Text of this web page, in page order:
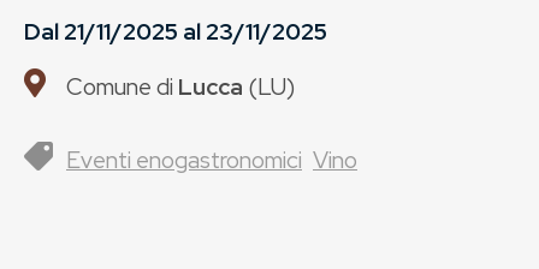
Dal21/11/2025 al23/11/2025
Comune di Lucca (LU)
Eventi enogastronomici Vino